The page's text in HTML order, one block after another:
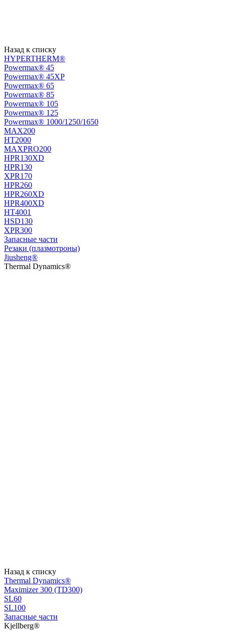
Назад к списку
HYPERTHERM®
Powermax® 45
Powermax® 45XP
Powermax® 65
Powermax® 85
Powermax® 105
Powermax® 125
Powermax® 1000/1250/1650
MAX200
HT2000
MAXPRO200
HPR130XD
HPR130
XPR170
HPR260
HPR260XD
HPR400XD
HT4001
HSD130
XPR300
Запасные части
Резаки (плазмотроны)
Jiusheng®
Thermal Dynamics®
Назад к списку
Thermal Dynamics®
Maximizer 300 (TD300)
SL60
SL100
Запасные части
Kjellberg®